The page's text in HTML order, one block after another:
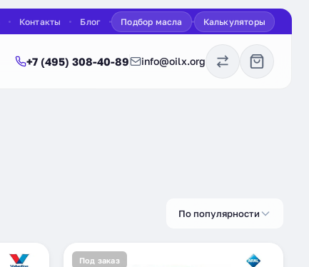
Контакты Блог Подбор масла Калькуляторы
+7 (495) 308-40-89 info@oilx.org
По популярности
Под заказ